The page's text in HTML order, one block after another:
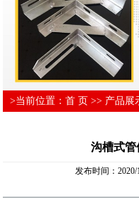
>当前位置：首 页 >> 产品展
沟槽式管
发布时间：